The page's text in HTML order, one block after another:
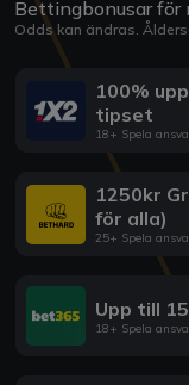
Bettingbonusar för
Odds kan ändras.
100%
tipset
18+ Spela
1250kr
för alla)
25+ Spela
Upp till
18+ Spela